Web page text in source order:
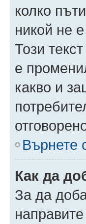
колко
никой не
Този
е
какво и
Върнете
Как да
За да